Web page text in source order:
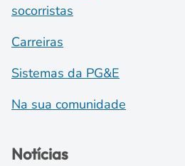
socorristas
Carreiras
Sistemas da PG&E
Na sua comunidade
Notícias